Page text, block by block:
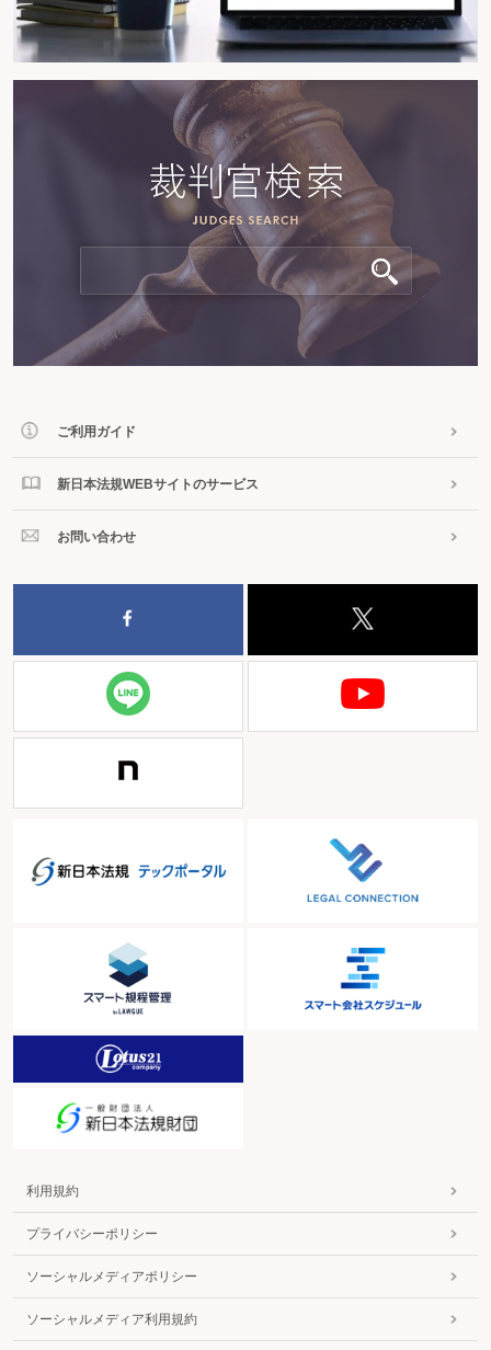
ご利用ガイド
新日本法規WEBサイトのサービス
お問い合わせ
利用規約
プライバシーポリシー
ソーシャルメディアポリシー
ソーシャルメディア利用規約